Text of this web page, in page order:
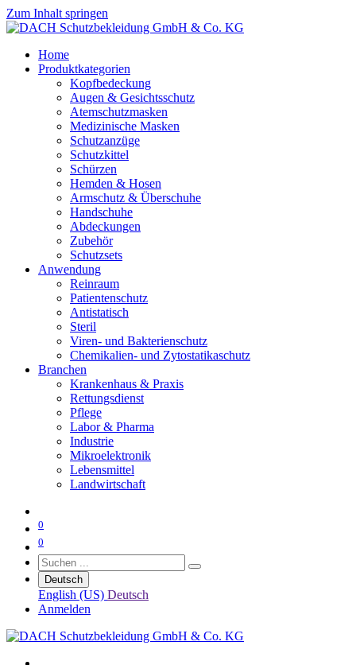
Zum Inhalt springen
Home
Produktkategorien
Kopfbedeckung
Augen & Gesichtsschutz
Atemschutzmasken
Medizinische Masken
Schutzanzüge
Schutzkittel
Schürzen
Hemden & Hosen
Armschutz & Überschuhe
Handschuhe
Abdeckungen
Zubehör
Schutzsets
Anwendung
Reinraum
Patientenschutz
Antistatisch
Steril
Viren- und Bakterienschutz
Chemikalien- und Zytostatikaschutz
Branchen
Krankenhaus & Praxis
Rettungsdienst
Pflege
Labor & Pharma
Industrie
Mikroelektronik
Lebensmittel
Landwirtschaft
0
0
Deutsch
English (US) Deutsch
Anmelden